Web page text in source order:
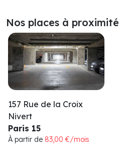
Nos places à proximité
157 Rue de la Croix
Nivert
Paris 15
À partir de 83,00 €/mois